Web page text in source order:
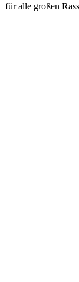
für alle großen